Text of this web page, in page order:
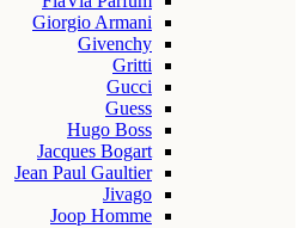
Giorgio Armani
Givenchy
Gritti
Gucci
Guess
Hugo Boss
Jacques Bogart
Jean Paul Gaultier
Jivago
Joop Homme